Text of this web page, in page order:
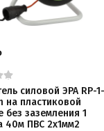
силовой ЭРА RP-
на пластиковой
без заземления 1
40м ПВС 2x1мм2